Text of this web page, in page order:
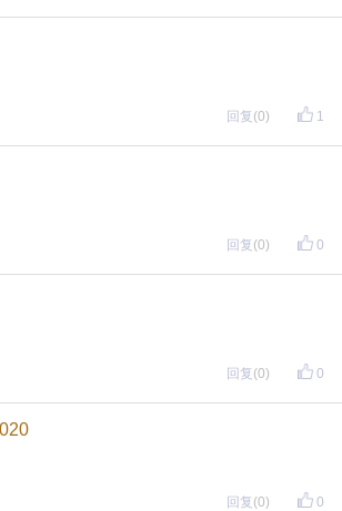
（不能识别二维码加入哦），
1
回复 (0)
0
回复 (0)
0
回复 (0)
0
回复 (0)